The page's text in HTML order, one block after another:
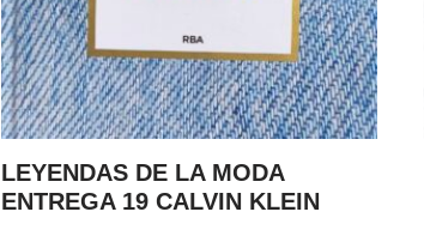
LEYENDAS DE LA MODA
ENTREGA 19 CALVIN KLEIN